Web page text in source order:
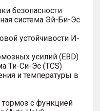
безопасности
система Эй-Би-Эс
устойчивости И-
усилий (EBD)
Ти-Си-Эс (TCS)
и температуры в
тормоз с функцией